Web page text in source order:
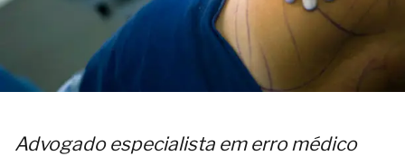
Advogado especialista em erro médico